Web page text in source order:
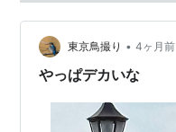
東京鳥撮り • 4ヶ月前
やっぱデカいな